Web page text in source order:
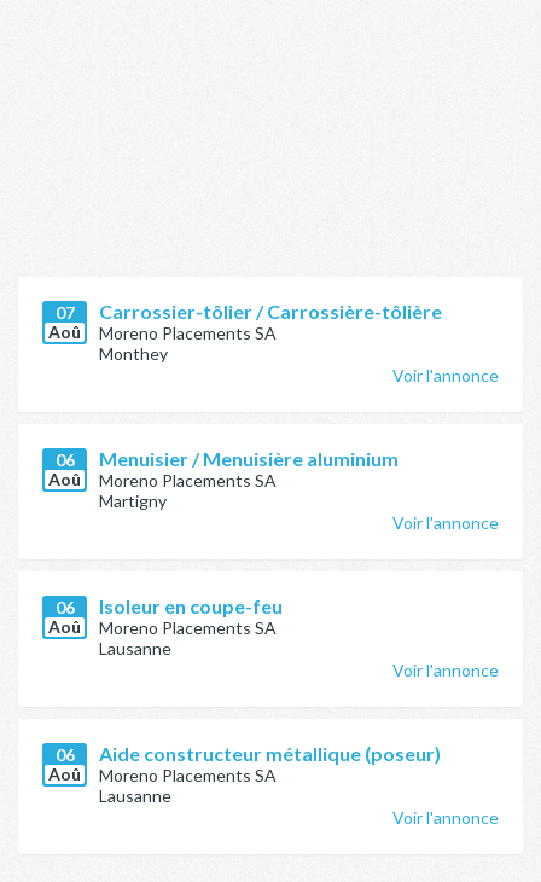
07
Aoû
Carrossier-tôlier / Carrossière-tôlière
Moreno Placements SA
Monthey
Voir l'annonce
06
Aoû
Menuisier / Menuisière aluminium
Moreno Placements SA
Martigny
Voir l'annonce
06
Aoû
Isoleur en coupe-feu
Moreno Placements SA
Lausanne
Voir l'annonce
06
Aoû
Aide constructeur métallique (poseur)
Moreno Placements SA
Lausanne
Voir l'annonce